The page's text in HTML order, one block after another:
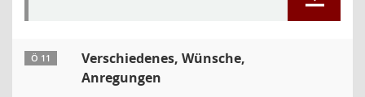
Ö 11
Verschiedenes, Wünsche,
Anregungen